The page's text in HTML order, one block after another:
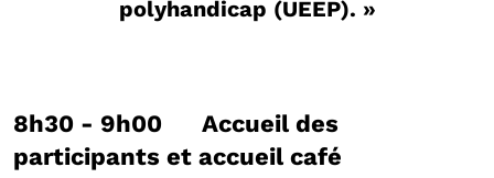
polyhandicap (UEEP). »
8h30 - 9h00 Accueil des
participants et accueil café